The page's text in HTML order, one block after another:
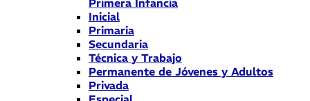
Primera Infancia
Inicial
Primaria
Secundaria
Técnica y Trabajo
Permanente de Jóvenes y Adultos
Privada